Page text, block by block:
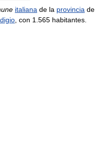
italiana de la provincia de
, con 1.565 habitantes.